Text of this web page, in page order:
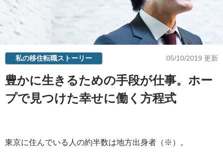
豊かに生きるための手段が仕事。ホー
プで見つけた幸せに働く方程式
私の移住転職ストーリー 05/10/2019 更新
東京に住んでいる人の約半数は地方出身者（※）。